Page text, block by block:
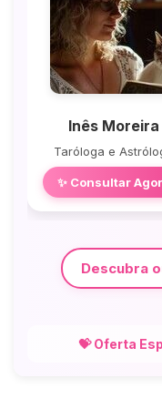
Inês Moreira
Taróloga e
✨ Consultar
Descubra
💝 Oferta